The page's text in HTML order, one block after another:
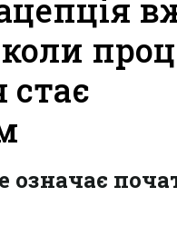
стає
означає